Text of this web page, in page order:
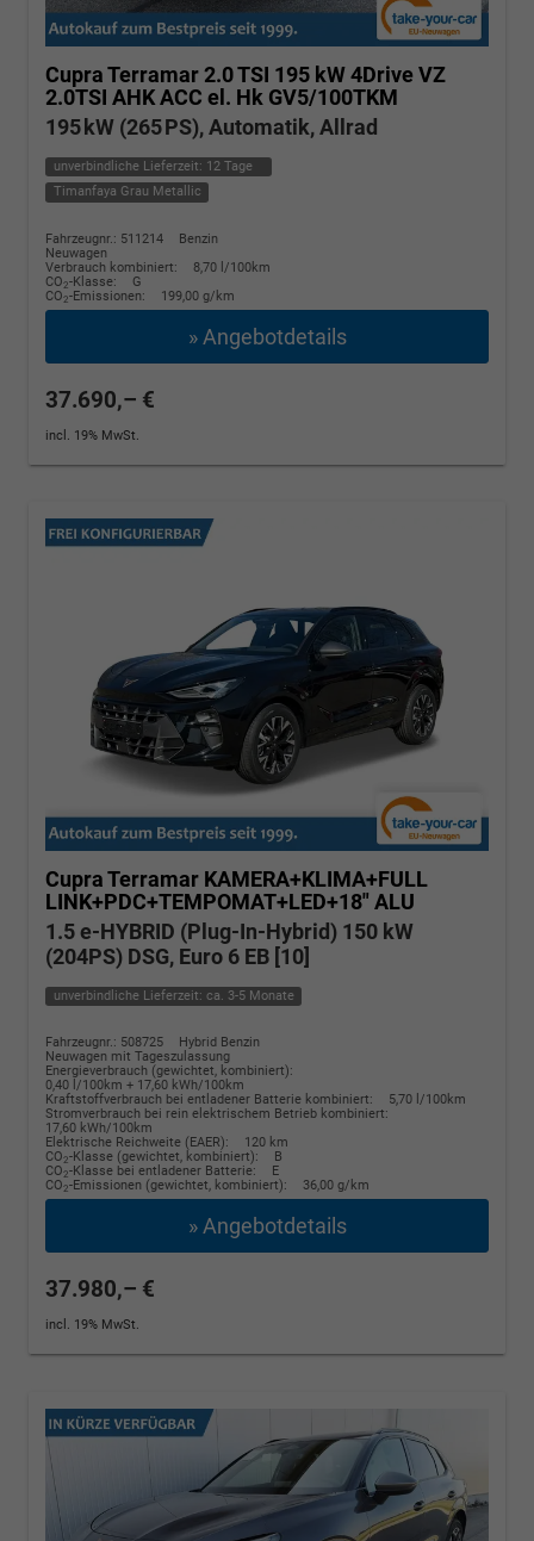
Cupra Terramar2.0 TSI 195 kW 4Drive VZ
2.0TSI AHK ACC el. Hk GV5/100TKM
195 kW (265 PS), Automatik, Allrad
unverbindliche Lieferzeit: 12 Tage
Timanfaya Grau Metallic
Fahrzeugnr.: 511214
Benzin
Neuwagen
Verbrauch kombiniert:
8,70 l/100km
CO2-Klasse:
G
CO2-Emissionen: 199,00 g/km
» Angebotdetails
37.690,– €
incl. 19% MwSt.
Cupra Terramar KAMERA+KLIMA+FULL
LINK+PDC+TEMPOMAT+LED+18" ALU
1.5 e-HYBRID (Plug-In-Hybrid) 150 kW
(204PS) DSG, Euro 6 EB [10]
unverbindliche Lieferzeit: ca. 3-5 Monate
Fahrzeugnr.: 508725
Hybrid Benzin
Neuwagen mit Tageszulassung
Energieverbrauch (gewichtet, kombiniert):
0,40 l/100km + 17,60 kWh/100km
Kraftstoffverbrauch bei entladener Batterie kombiniert:
5,70 l/100km
Stromverbrauch bei rein elektrischem Betrieb kombiniert:
17,60 kWh/100km
Elektrische Reichweite (EAER):
120 km
CO2-Klasse (gewichtet, kombiniert):
B
CO2-Klasse bei entladener Batterie:
E
CO2-Emissionen (gewichtet, kombiniert): 36,00 g/km
» Angebotdetails
37.980,– €
incl. 19% MwSt.